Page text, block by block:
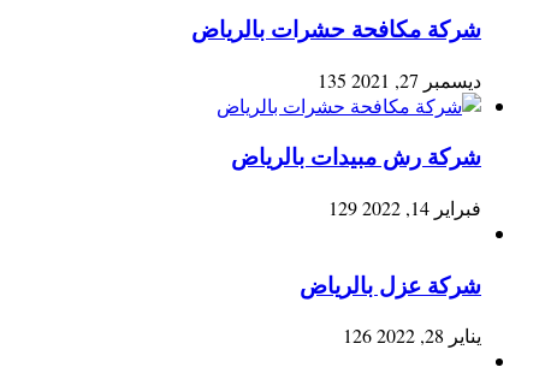
شركة مكافحة حشرات بالرياض
ديسمبر 27, 2021 135
شركة رش مبيدات بالرياض
فبراير 14, 2022 129
شركة عزل بالرياض
يناير 28, 2022 126